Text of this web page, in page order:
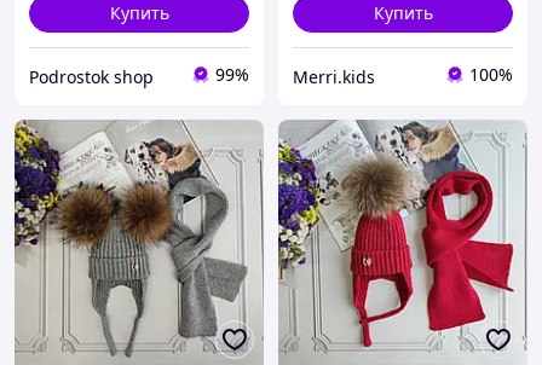
Купить
Podrostok shop 99%
Купить
Merri.kids 100%